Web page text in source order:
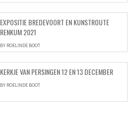
EXPOSITIE BREDEVOORT EN KUNSTROUTE
RENKUM 2021
BY ROELINDE BOOT
KERKJE VAN PERSINGEN 12 EN 13 DECEMBER
BY ROELINDE BOOT